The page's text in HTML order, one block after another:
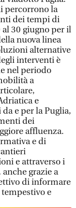
percorrono la
dei tempi di
al 30 giugno per il
nuova linea
alternative
interventi è
nel periodo
a
e
e per la Puglia,
dei
affluenza.
e di
e attraverso i
grazie a
di informare
e